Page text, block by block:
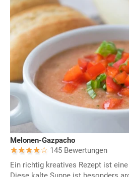
Melonen-Gazpacho
145 Bewertungen
Ein richtig kreatives Rezept ist